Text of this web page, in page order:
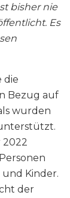
bisher nie
Es
die
Bezug auf
wurden
2022
Kinder.
der